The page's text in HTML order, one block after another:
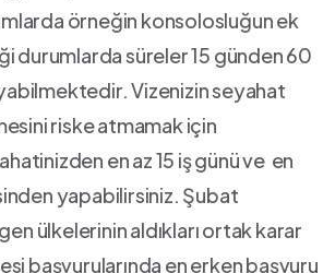
örneğin konsolosluğun ek
durumlarda süreler 15 günden 60
Vizenizin seyahat
riske atmamak için
en az 15 iş günü ve en
yapabilirsiniz. Şubat
ülkelerinin aldıkları ortak karar
başvurularında en erken başvuru